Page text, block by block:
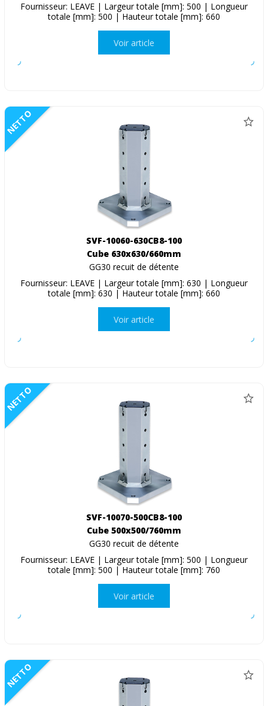
Fournisseur: LEAVE | Largeur totale [mm]: 500 | Longueur
totale [mm]: 500 | Hauteur totale [mm]: 660
Voir article
NETTO
SVF-10060-630CB8-100
Cube 630x630/660mm
GG30 recuit de détente
Fournisseur: LEAVE | Largeur totale [mm]: 630 | Longueur
totale [mm]: 630 | Hauteur totale [mm]: 660
Voir article
NETTO
SVF-10070-500CB8-100
Cube 500x500/760mm
GG30 recuit de détente
Fournisseur: LEAVE | Largeur totale [mm]: 500 | Longueur
totale [mm]: 500 | Hauteur totale [mm]: 760
Voir article
NETTO